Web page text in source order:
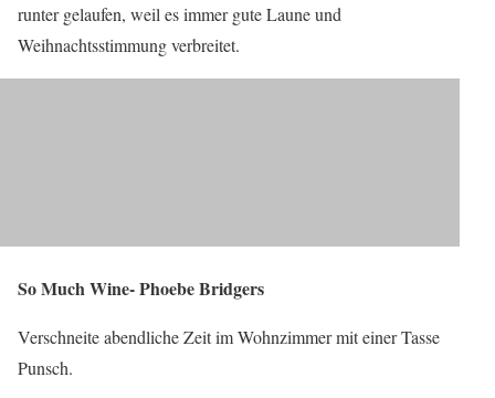
runter gelaufen, weil es immer gute Laune und
Weihnachtsstimmung verbreitet.
So Much Wine- Phoebe Bridgers
Verschneite abendliche Zeit im Wohnzimmer mit einer Tasse
Punsch.